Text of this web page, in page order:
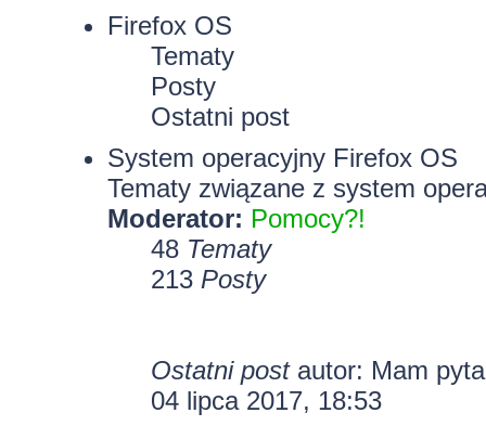
Firefox OS
Tematy
Posty
Ostatni post
System operacyjny Firefox OS
Tematy związane z system
Moderator: Pomocy?!
48 Tematy
213 Posty
Ostatni postautor: Mam
04 lipca 2017, 18:53